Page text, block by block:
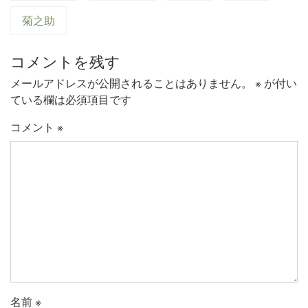
菊之助
コメントを残す
メールアドレスが公開されることはありません。 ※ が付い
ている欄は必須項目です
コメント ※
名前※